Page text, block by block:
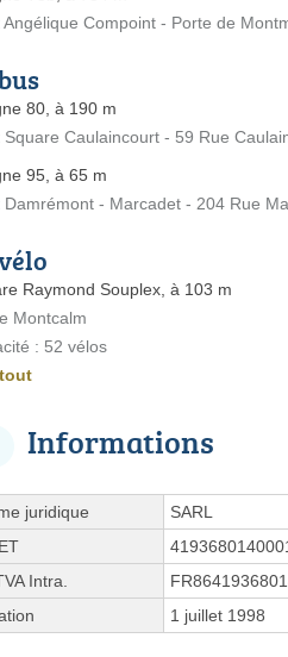
Angélique Compoint - Porte de
80, à 190 m
Square Caulaincourt - 59 Rue
95, à 65 m
Damrémont - Marcadet - 204 Rue
Raymond Souplex, à 103 m
Montcalm
: 52 vélos
Informations
juridique
SARL
Intra.
1 juillet 1998